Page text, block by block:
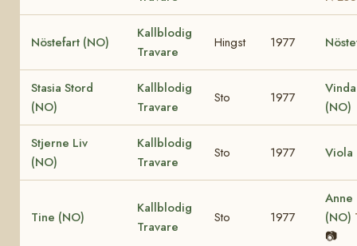
Nöstefart (NO)
Kallblodig
Travare
Hingst 1977
Stasia Stord
(NO)
Kallblodig
Travare
Sto 1977
(NO)
Stjerne Liv
(NO)
Kallblodig
Travare
Sto 1977 Viola
Tine (NO)
Kallblodig
Travare
Sto 1977
Anne
(NO)
📷